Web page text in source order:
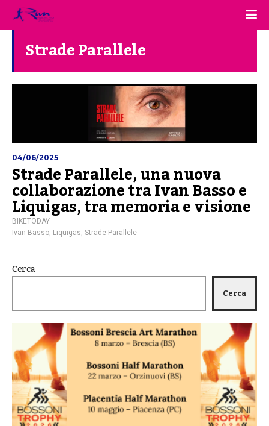
Strade Parallele
04/06/2025
Strade Parallele, una nuova
collaborazione tra Ivan Basso e
Liquigas, tra memoria e visione
BIKETODAY
Ivan Basso Liquigas Strade Parallele
Cerca
Cerca